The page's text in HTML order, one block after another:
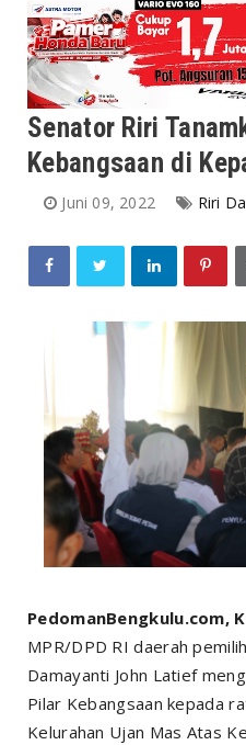
Senator Riri
Kebangsaan di
Juni 09, 2022 Riri
PedomanBengkulu.com,
MPR/DPD RI daerah
Damayanti John Latief
Pilar Kebangsaan kepada
Kelurahan Ujan Mas Atas